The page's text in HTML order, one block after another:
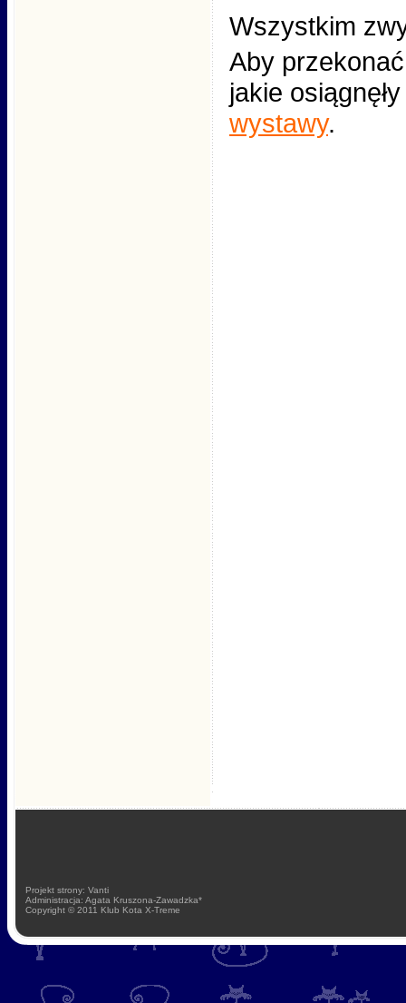
Wszystkim
Aby
jakie
wystawy.
Projekt strony: Vanti
Administracja: Agata Kruszona-Zawadzka*
Copyright © 2011 Klub Kota X-Treme